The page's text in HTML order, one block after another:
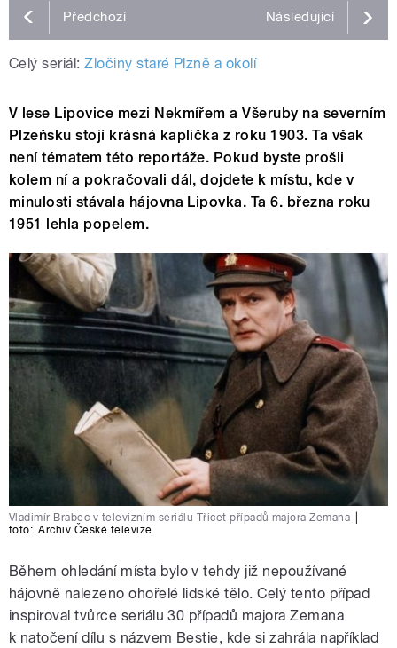
Předchozí Následující
Celý seriál: Zločiny staré Plzně a okolí
V lese Lipovice mezi Nekmířem a Všeruby na severním
Plzeňsku stojí krásná kaplička z roku 1903. Ta však
není tématem této reportáže. Pokud byste prošli
kolem ní a pokračovali dál, dojdete k místu, kde v
minulosti stávala hájovna Lipovka. Ta 6. března roku
1951 lehla popelem.
Vladimír Brabec v televizním seriálu Třicet případů majora Zemana
foto: Archiv České televize
Během ohledání místa bylo v tehdy již nepoužívané
hájovně nalezeno ohořelé lidské tělo. Celý tento případ
inspiroval tvůrce seriálu 30 případů majora Zemana
k natočení dílu s názvem Bestie, kde si zahrála například